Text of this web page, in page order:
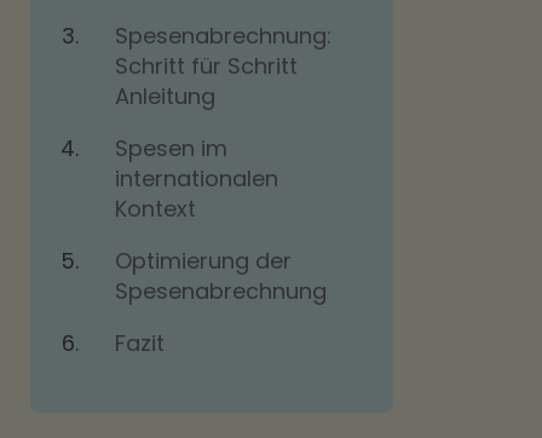
Spesenabrechnung:
Schritt für Schritt
Anleitung
Spesen im
internationalen
Kontext
Optimierung der
Spesenabrechnung
Fazit